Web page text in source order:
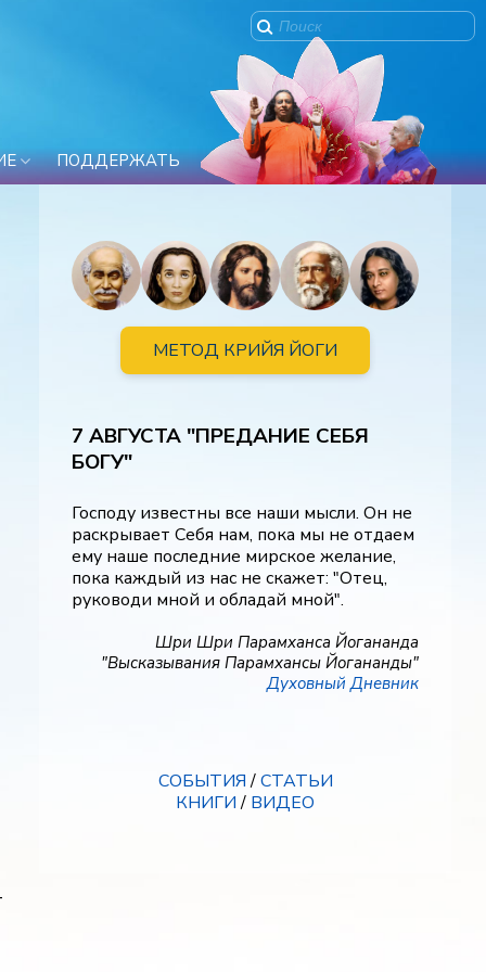
ПОДДЕРЖАТЬ
МЕТОД КРИЙЯ ЙОГИ
7 АВГУСТА "ПРЕДАНИЕ СЕБЯ
БОГУ"
Господу известны все наши мысли. Он не
раскрывает Себя нам, пока мы не отдаем
ему наше последние мирское желание,
пока каждый из нас не скажет: "Отец,
руководи мной и обладай мной".
Шри Шри Парамханса Йогананда
"Высказывания Парамхансы Йогананды"
Духовный Дневник
СОБЫТИЯ/СТАТЬИ
КНИГИ/ ВИДЕО